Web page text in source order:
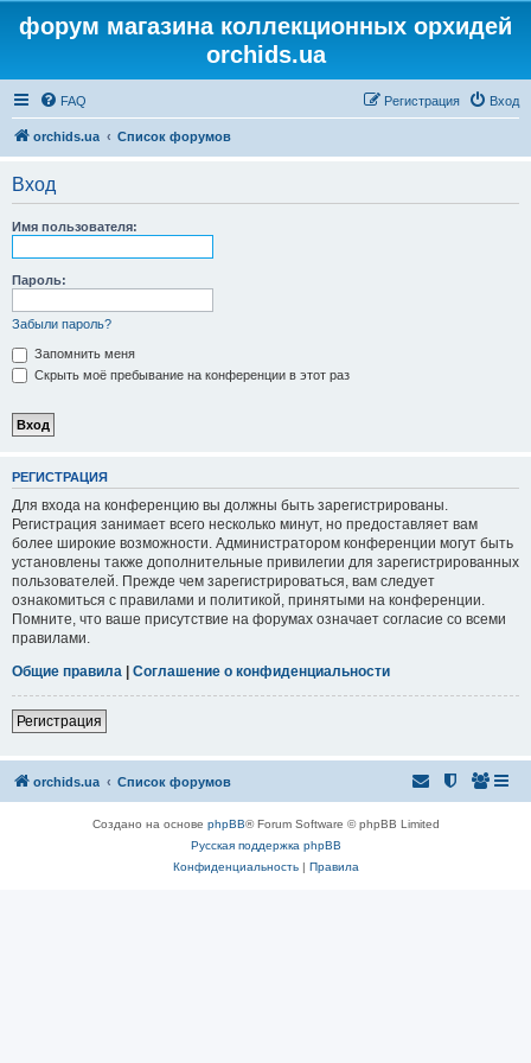
форум магазина коллекционных орхидей
orchids.ua
FAQ Вход
Регистрация
orchids.ua Список форумов
Вход
Имя пользователя:
Пароль:
Забыли пароль?
Запомнить меня
Скрыть моё пребывание на конференции в этот раз
РЕГИСТРАЦИЯ
Для входа на конференцию вы должны быть зарегистрированы.
Регистрация занимает всего несколько минут, но предоставляет вам
более широкие возможности. Администратором конференции могут быть
установлены также дополнительные привилегии для зарегистрированных
пользователей. Прежде чем зарегистрироваться, вам следует
ознакомиться с правилами и политикой, принятыми на конференции.
Помните, что ваше присутствие на форумах означает согласие со всеми
правилами.
Общие правила | Соглашение о конфиденциальности
Регистрация
orchids.ua Список форумов
Создано на основе phpBB® Forum Software © phpBB Limited
Русская поддержка phpBB
Конфиденциальность| Правила